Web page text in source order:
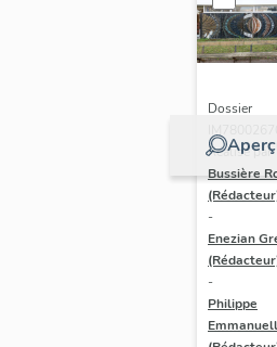
Dossier
IM78002670
Réalisé par
Bussière
-
Enezian
-
Philippe